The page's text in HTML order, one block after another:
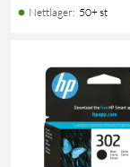
Nettlager: 50+ st